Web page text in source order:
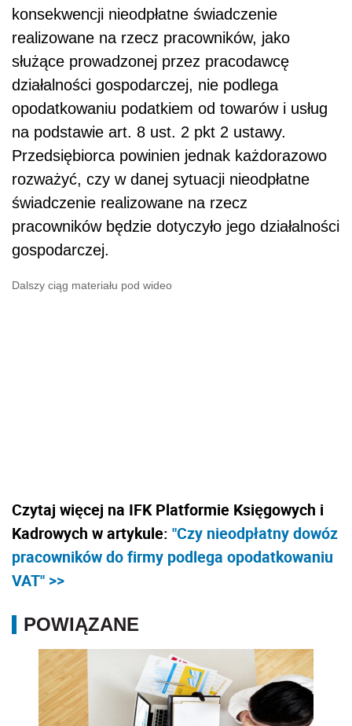
konsekwencji nieodpłatne świadczenie
realizowane na rzecz pracowników, jako
służące prowadzonej przez pracodawcę
działalności gospodarczej, nie podlega
opodatkowaniu podatkiem od towarów i usług
na podstawie art. 8 ust. 2 pkt 2 ustawy.
Przedsiębiorca powinien jednak każdorazowo
rozważyć, czy w danej sytuacji nieodpłatne
świadczenie realizowane na rzecz
pracowników będzie dotyczyło jego działalności
gospodarczej.
Dalszy ciąg materiału pod wideo
Czytaj więcej na IFK Platformie Księgowych i
Kadrowych w artykule: "Czy nieodpłatny dowóz
pracowników do firmy podlega opodatkowaniu
VAT" >>
POWIĄZANE